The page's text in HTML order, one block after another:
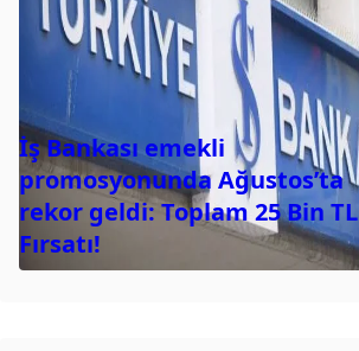
İş Bankası emekli
promosyonunda Ağustos’ta
rekor geldi: Toplam 25 Bin TL
Fırsatı!